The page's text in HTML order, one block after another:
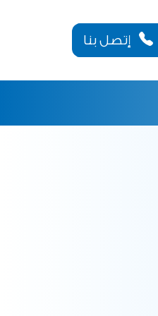
إتصل بنا